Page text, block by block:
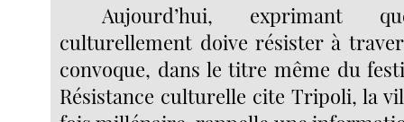
Aujourd’hui, exprimant
culturellement doive résister à
convoque, dans le titre même du
Résistance culturelle cite Tripoli, la